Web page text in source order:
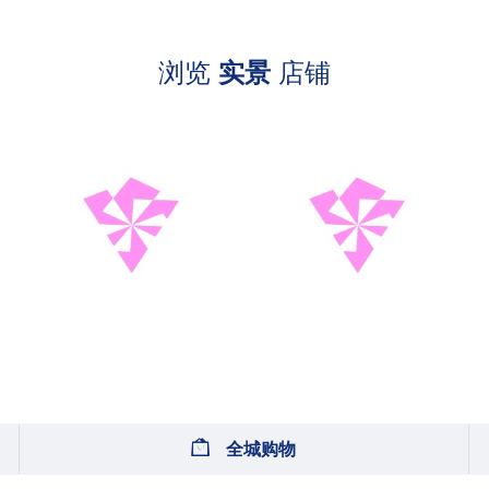
浏览 实景 店铺
全城购物